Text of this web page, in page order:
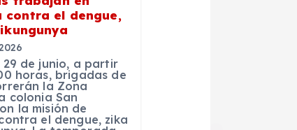
contra el dengue,
29 de junio, a partir
horas, brigadas de
la Zona
colonia San
la misión de
el dengue, zika